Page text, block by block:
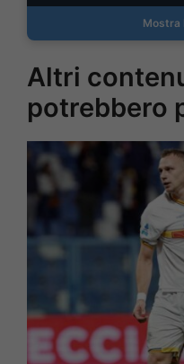
Mostra
Altri
potrebbero